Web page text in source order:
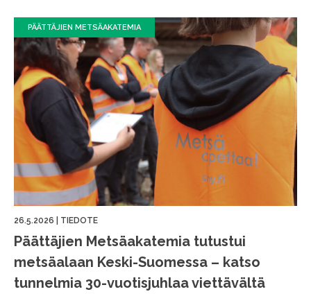
PÄÄTTÄJIEN METSÄAKATEMIA
26.5.2026 TIEDOTE
Päättäjien Metsäakatemia tutustui
metsäalaan Keski-Suomessa – katso
tunnelmia 30-vuotisjuhlaa viettävältä